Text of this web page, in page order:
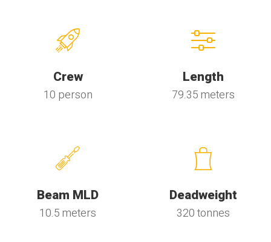
Crew
10 person
Length
79.35 meters
Beam MLD
10.5 meters
Deadweight
320 tonnes